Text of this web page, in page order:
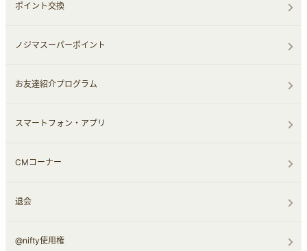
ポイント交換
ノジマスーパーポイント
お友達紹介プログラム
スマートフォン・アプリ
CMコーナー
退会
@nifty使用権